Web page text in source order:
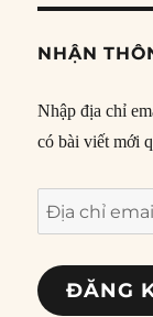
NHẬN
Nhập địa chỉ
có bài viết mới
Địa
chỉ
email
ĐĂNG